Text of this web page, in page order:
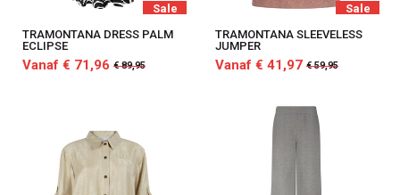
Sale
TRAMONTANA DRESS PALM
ECLIPSE
Vanaf € 71,96 € 89,95
Sale
TRAMONTANA SLEEVELESS
JUMPER
Vanaf € 41,97 € 59,95